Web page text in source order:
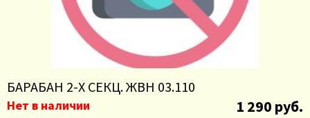
БАРАБАН 2-Х СЕКЦ. ЖВН 03.110
Нет в наличии 1 290 руб.